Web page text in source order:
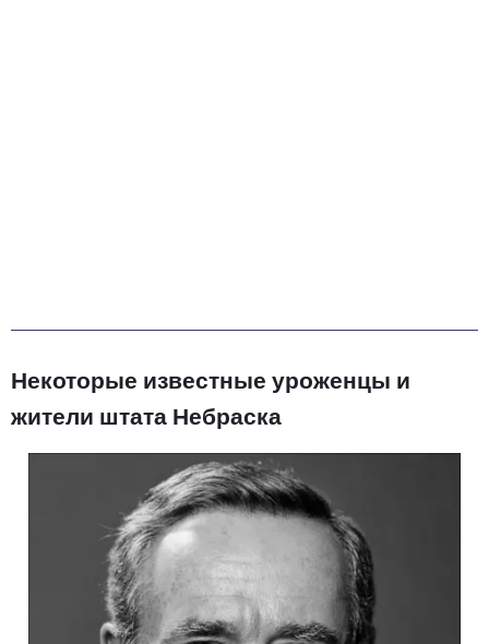
Некоторые известные уроженцы и
жители штата Небраска